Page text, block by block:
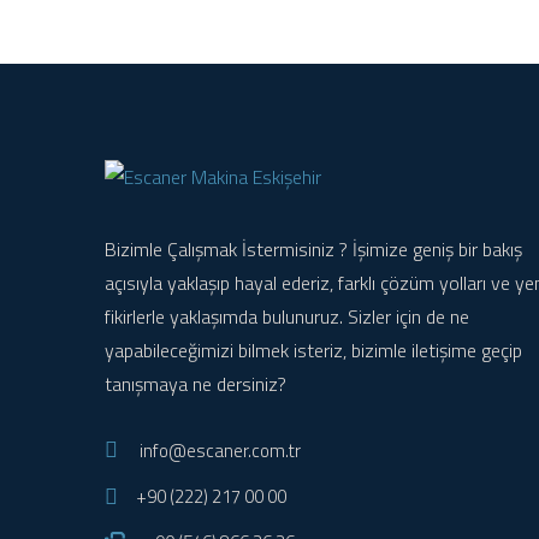
Bizimle Çalışmak İstermisiniz ? İşimize geniş bir bakış
açısıyla yaklaşıp hayal ederiz, farklı çözüm yolları ve
fikirlerle yaklaşımda bulunuruz. Sizler için de ne
yapabileceğimizi bilmek isteriz, bizimle iletişime geçip
tanışmaya ne dersiniz?
info@escaner.com.tr
+90 (222) 217 00 00